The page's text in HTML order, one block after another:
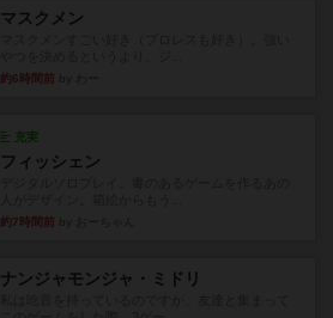
マスクメン
約6時間前
充実
フィッシェン
約7時間前
ナンジャモンジャ・ミドリ